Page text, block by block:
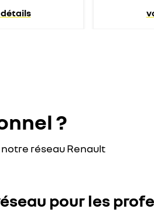
?
réseau Renault
pour les